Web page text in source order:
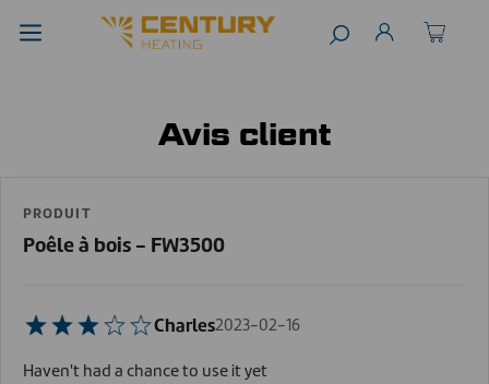
Avis client
PRODUIT
Poêle à bois - FW3500
Charles2023-02-16
Haven't had a chance to use it yet